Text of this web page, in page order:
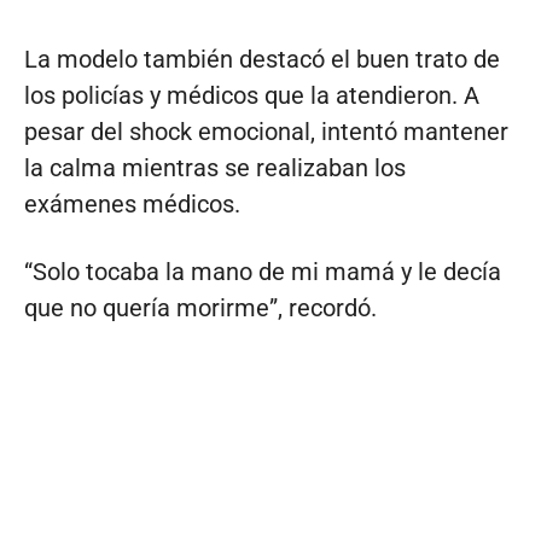
La modelo también destacó el buen trato de
los policías y médicos que la atendieron. A
pesar del shock emocional, intentó mantener
la calma mientras se realizaban los
exámenes médicos.
“Solo tocaba la mano de mi mamá y le decía
que no quería morirme”, recordó.